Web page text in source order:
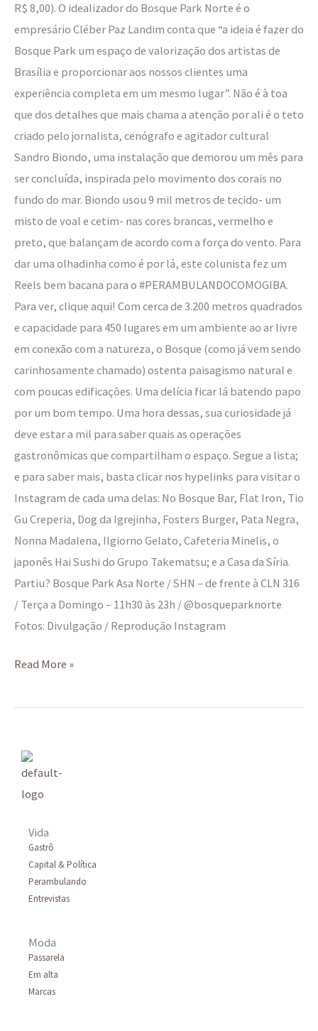
R$ 8,00). O idealizador do Bosque Park Norte é o
empresário Cléber Paz Landim conta que “a ideia é fazer do
Bosque Park um espaço de valorização dos artistas de
Brasília e proporcionar aos nossos clientes uma
experiência completa em um mesmo lugar”. Não é à toa
que dos detalhes que mais chama a atenção por ali é o teto
criado pelo jornalista, cenógrafo e agitador cultural
Sandro Biondo, uma instalação que demorou um mês para
ser concluída, inspirada pelo movimento dos corais no
fundo do mar. Biondo usou 9 mil metros de tecido- um
misto de voal e cetim- nas cores brancas, vermelho e
preto, que balançam de acordo com a força do vento. Para
dar uma olhadinha como é por lá, este colunista fez um
Reels bem bacana para o #PERAMBULANDOCOMOGIBA.
Para ver, clique aqui! Com cerca de 3.200 metros quadrados
e capacidade para 450 lugares em um ambiente ao ar livre
em conexão com a natureza, o Bosque (como já vem sendo
carinhosamente chamado) ostenta paisagismo natural e
com poucas edificações. Uma delícia ficar lá batendo papo
por um bom tempo. Uma hora dessas, sua curiosidade já
deve estar a mil para saber quais as operações
gastronômicas que compartilham o espaço. Segue a lista;
e para saber mais, basta clicar nos hypelinks para visitar o
Instagram de cada uma delas: No Bosque Bar, Flat Iron, Tio
Gu Creperia, Dog da Igrejinha, Fosters Burger, Pata Negra,
Nonna Madalena, Ilgiorno Gelato, Cafeteria Minelis, o
japonês Hai Sushi do Grupo Takematsu; e a Casa da Síria.
Partiu? Bosque Park Asa Norte / SHN – de frente à CLN 316
/ Terça a Domingo – 11h30 às 23h / @bosqueparknorte
Fotos: Divulgação / Reprodução Instagram
Read More »
Vida
Gastrô
Capital & Política
Perambulando
Entrevistas
Moda
Passarela
Em alta
Marcas